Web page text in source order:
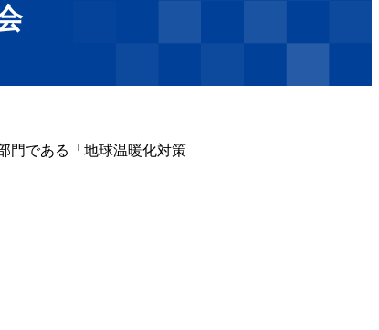
門である「地球温暖化対策